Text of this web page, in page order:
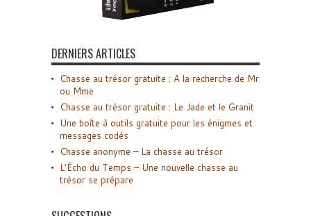
DERNIERS ARTICLES
Chasse au trésor gratuite : A la recherche de Mr
ou Mme
Chasse au trésor gratuite : Le Jade et le Granit
Une boîte à outils gratuite pour les énigmes et
messages codés
Chasse anonyme – La chasse au trésor
L’Écho du Temps – Une nouvelle chasse au
trésor se prépare